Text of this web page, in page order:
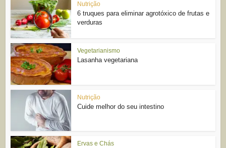
Nutrição
6 truques para eliminar agrotóxico de frutas e
verduras
Vegetarianismo
Lasanha vegetariana
Nutrição
Cuide melhor do seu intestino
Ervas e Chás